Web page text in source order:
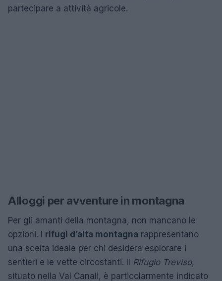
partecipare a attività agricole.
Alloggi per avventure in montagna
Per gli amanti della montagna, non mancano le
opzioni. I rifugi d’alta montagna rappresentano
una scelta ideale per chi desidera esplorare i
sentieri e le vette circostanti. Il Rifugio Treviso,
situato nella Val Canali, è particolarmente indicato